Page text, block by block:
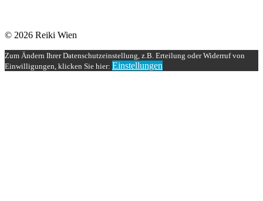
© 2026 Reiki Wien
Zum Ändern Ihrer Datenschutzeinstellung, z.B. Erteilung oder Widerruf von
Einwilligungen, klicken Sie hier: Einstellungen